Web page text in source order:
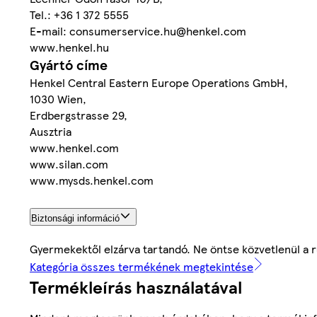
Tel.: +36 1 372 5555
E-mail: consumerservice.hu@henkel.com
www.henkel.hu
Gyártó címe
Henkel Central Eastern Europe Operations GmbH,
1030 Wien,
Erdbergstrasse 29,
Ausztria
www.henkel.com
www.silan.com
www.mysds.henkel.com
Biztonsági információ
Gyermekektől elzárva tartandó. Ne öntse közvetlenül a
Kategória összes termékének megtekintése
Termékleírás használatával